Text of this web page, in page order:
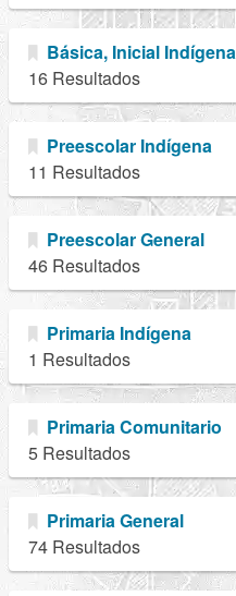
Básica, Inicial Indígena
16 Resultados
Preescolar Indígena
11 Resultados
Preescolar General
46 Resultados
Primaria Indígena
1 Resultados
Primaria Comunitario
5 Resultados
Primaria General
74 Resultados